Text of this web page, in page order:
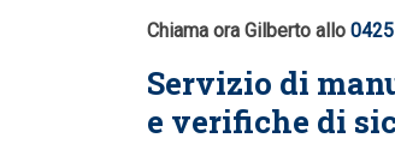
Chiama ora Gilberto allo
Servizio di
e verifiche di